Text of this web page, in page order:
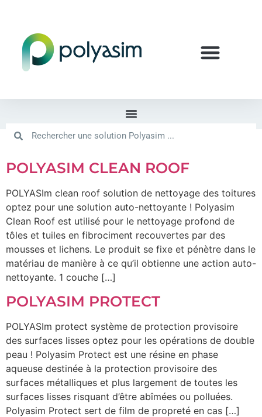
POLYASIM CLEAN ROOF
POLYASIm clean roof solution de nettoyage des toitures
optez pour une solution auto-nettoyante ! Polyasim
Clean Roof est utilisé pour le nettoyage profond de
tôles et tuiles en fibrociment recouvertes par des
mousses et lichens. Le produit se fixe et pénètre dans le
matériau de manière à ce qu’il obtienne une action auto-
nettoyante. 1 couche […]
POLYASIM PROTECT
POLYASIm protect système de protection provisoire
des surfaces lisses optez pour les opérations de double
peau ! Polyasim Protect est une résine en phase
aqueuse destinée à la protection provisoire des
surfaces métalliques et plus largement de toutes les
surfaces lisses risquant d’être abîmées ou polluées.
Polyasim Protect sert de film de propreté en cas […]